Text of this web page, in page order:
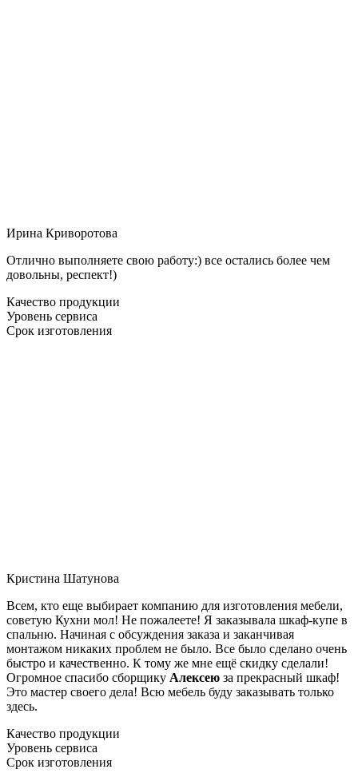
Ирина Криворотова
Отлично выполняете свою работу:) все остались более чем
довольны, респект!)
Качество продукции
Уровень сервиса
Срок изготовления
Кристина Шатунова
Всем, кто еще выбирает компанию для изготовления мебели,
советую Кухни мол! Не пожалеете! Я заказывала шкаф-купе в
спальню. Начиная с обсуждения заказа и заканчивая
монтажом никаких проблем не было. Все было сделано очень
быстро и качественно. К тому же мне ещё скидку сделали!
Огромное спасибо сборщику Алексею за прекрасный шкаф!
Это мастер своего дела! Всю мебель буду заказывать только
здесь.
Качество продукции
Уровень сервиса
Срок изготовления